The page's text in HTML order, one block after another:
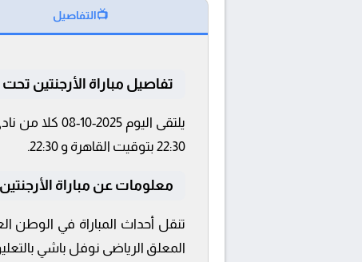
📺التفاصيل
تفاصيل مباراة الأرجنتين تحت 20 و نيجيريا تحت 20
22:30 بتوقيت القاهرة و 22:30.
معلومات عن مباراة الأرجنتين تحت 20 و نيجيريا تحت 20
المعلق الرياضى نوفل باشي بالتعليق على